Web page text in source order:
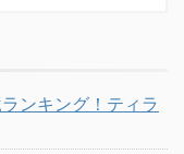
ンキング！ティラ